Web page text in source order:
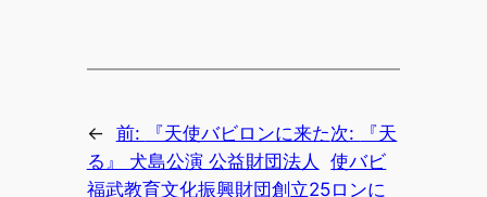
← 前:
『天使バビロンに来た
る』 犬島公演 公益財団法人
福武教育文化振興財団創立25
次:
『天
使バビ
ロンに